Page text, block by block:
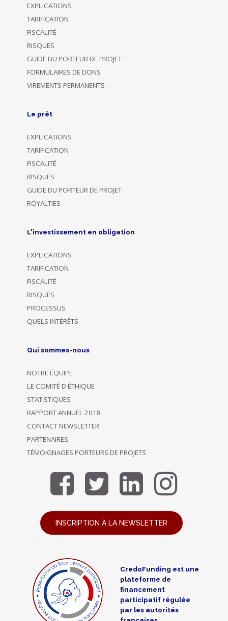
EXPLICATIONS
TARIFICATION
FISCALITÉ
RISQUES
GUIDE DU PORTEUR DE PROJET
FORMULAIRES DE DONS
VIREMENTS PERMANENTS
Le prêt
EXPLICATIONS
TARIFICATION
FISCALITÉ
RISQUES
GUIDE DU PORTEUR DE PROJET
ROYALTIES
L'investissement en obligation
EXPLICATIONS
TARIFICATION
FISCALITÉ
RISQUES
PROCESSUS
QUELS INTÉRÊTS
Qui sommes-nous
NOTRE ÉQUIPE
LE COMITÉ D'ÉTHIQUE
STATISTIQUES
RAPPORT ANNUEL 2018
CONTACT NEWSLETTER
PARTENAIRES
TÉMOIGNAGES PORTEURS DE PROJETS
INSCRIPTION À LA NEWSLETTER
CredoFunding est une
plateforme de
financement
participatif régulée
par les autorités